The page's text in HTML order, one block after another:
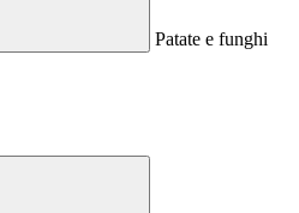
Patate e funghi